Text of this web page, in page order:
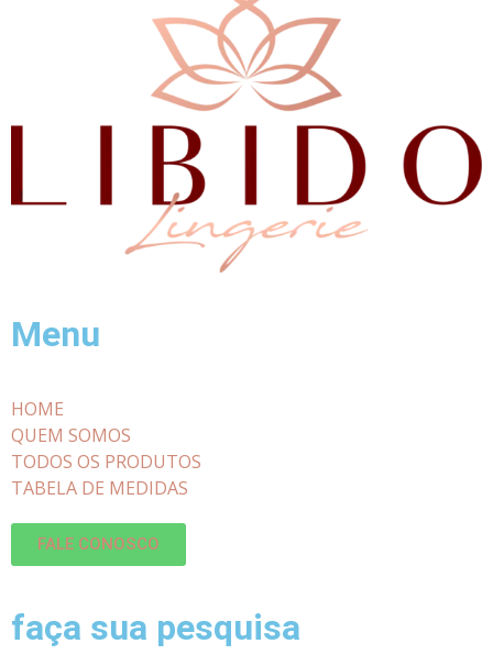
Menu
HOME
QUEM SOMOS
TODOS OS PRODUTOS
TABELA DE MEDIDAS
FALE CONOSCO
faça sua pesquisa